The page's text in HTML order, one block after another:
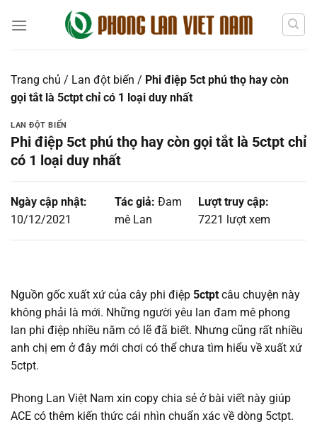
đến
Trang chủ / Lan đột biến / Phi điệp 5ct phú thọ hay còn
gọi tắt là 5ctpt chỉ có 1 loại duy nhất
LAN ĐỘT BIẾN
Phi điệp 5ct phú thọ hay còn gọi tắt là 5ctpt chỉ
có 1 loại duy nhất
Ngày cập nhật:
10/12/2021
Tác giả: Đam
mê Lan
Lượt truy cập:
7221 lượt xem
Nguồn gốc xuất xứ của cây phi điệp 5ctpt câu chuyện này
không phải là mới. Những người yêu lan đam mê phong
lan phi điệp nhiều năm có lẽ đã biết. Nhưng cũng rất nhiều
anh chị em ở đây mới chơi có thể chưa tìm hiểu về xuất xứ
5ctpt.
Phong Lan Việt Nam xin copy chia sẻ ở bài viết này giúp
ACE có thêm kiến thức cái nhìn chuẩn xác về dòng 5ctpt.